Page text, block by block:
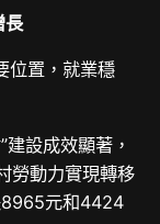
長
位置，就業穩
設成效顯著，
勞動力實現轉移
8965元和4424